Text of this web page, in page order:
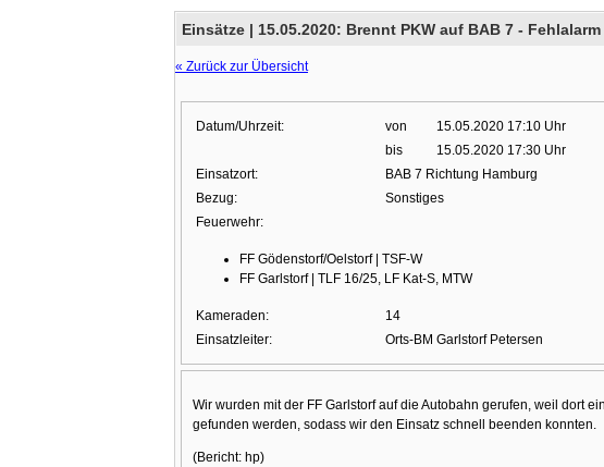
Einsätze | 15.05.2020: Brennt PKW auf BAB 7 - Fehlalarm
« Zurück zur Übersicht
Datum/Uhrzeit: von
15.05.2020 17:10 Uhr
bis
15.05.2020 17:30 Uhr
Einsatzort:
BAB 7 Richtung Hamburg
Bezug:
Sonstiges
Feuerwehr:
FF Gödenstorf/Oelstorf | TSF-W
FF Garlstorf | TLF 16/25, LF Kat-S, MTW
Kameraden:
14
Einsatzleiter:
Orts-BM Garlstorf Petersen
Wir wurden mit der FF Garlstorf auf die Autobahn gerufen, weil dort
gefunden werden, sodass wir den Einsatz schnell beenden konnten.
(Bericht: hp)